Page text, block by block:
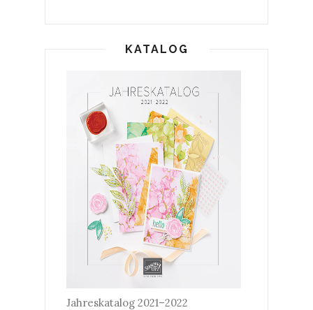
KATALOG
Jahreskatalog 2021–2022